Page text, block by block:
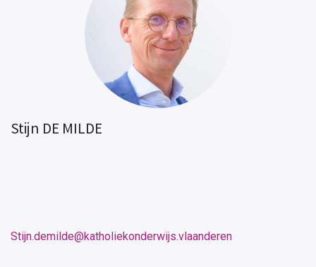
Stijn DE MILDE
Stijn.demilde@katholiekonderwijs.vlaanderen